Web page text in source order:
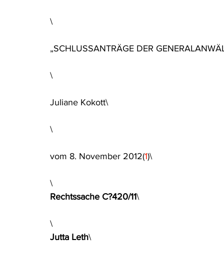
Wasserrecht RDU Umwelt-Ausgabe
\
„SCHLUSSANTRÄGE DER
\
Juliane Kokott\
\
vom 8. November 2012(1)\
\
Rechtssache C?420/11\
\
Jutta Leth\